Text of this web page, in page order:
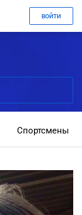
ВОЙТИ
Спортсмены